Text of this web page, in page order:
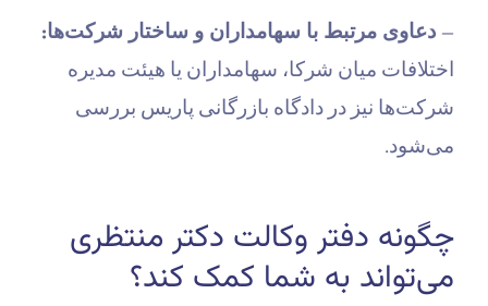
– دعاوی مرتبط با سهامداران و ساختار شرکت‌ها:
اختلافات میان شرکا، سهامداران یا هیئت مدیره
شرکت‌ها نیز در دادگاه بازرگانی پاریس بررسی
می‌شود.
چگونه دفتر وکالت دکتر منتظری
می‌تواند به شما کمک کند؟